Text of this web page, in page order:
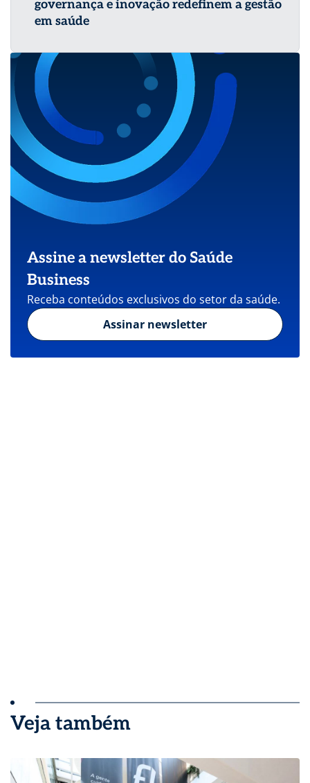
governança e inovação redefinem a gestão
em saúde
Assine a newsletter do Saúde
Business
Receba conteúdos exclusivos do setor da saúde.
Assinar newsletter
Veja também